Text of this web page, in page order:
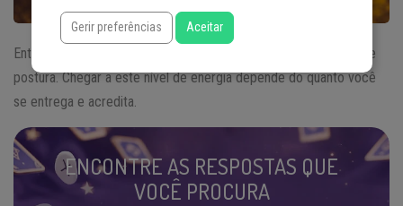
Entrar no
é uma questão de atitude e de
postura. Chegar a este nível de energia depende do quanto você
se entrega e acredita.
ENCONTRE AS RESPOSTAS QUE
VOCÊ PROCURA
Gerir preferências Aceitar